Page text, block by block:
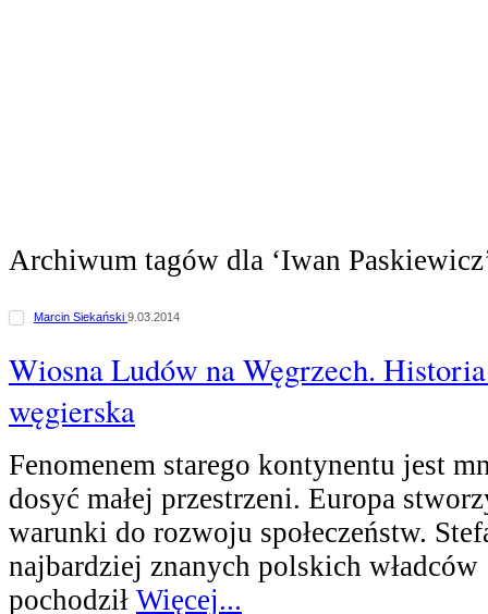
Archiwum tagów dla ‘Iwan
Marcin Siekański 9.03.2014
Wiosna Ludów na Węgrzech.
węgierska
Fenomenem starego kontynentu jest
dosyć małej przestrzeni. Europa
warunki do rozwoju społeczeństw.
najbardziej znanych polskich władców
pochodził Więcej...